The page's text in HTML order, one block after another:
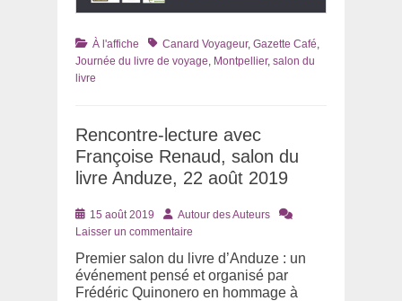
Catégories
À l'affiche TagsCanard Voyageur, Gazette Café,
Journée du livre de voyage, Montpellier, salon du
livre
Rencontre-lecture avec
Françoise Renaud, salon du
livre Anduze, 22 août 2019
Posté
le
15 août 2019 AuteurAutour des Auteurs
Laisser un commentaire
Premier salon du livre d’Anduze : un
événement pensé et organisé par
Frédéric Quinonero en hommage à